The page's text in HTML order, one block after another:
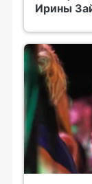
Ирины